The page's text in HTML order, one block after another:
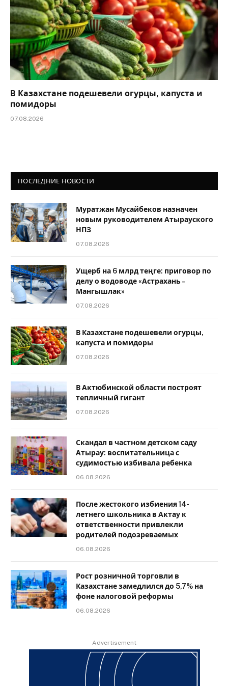
В Казахстане подешевели огурцы, капуста и
помидоры
07.08.2026
ПОСЛЕДНИЕ НОВОСТИ
Муратжан Мусайбеков назначен
новым руководителем Атырауского
НПЗ
07.08.2026
Ущерб на 6 млрд теңге: приговор по
делу о водоводе «Астрахань –
Мангышлак»
07.08.2026
В Казахстане подешевели огурцы,
капуста и помидоры
07.08.2026
В Актюбинской области построят
тепличный гигант
07.08.2026
Скандал в частном детском саду
Атырау: воспитательница с
судимостью избивала ребенка
06.08.2026
После жестокого избиения 14-
летнего школьника в Актау к
ответственности привлекли
родителей подозреваемых
06.08.2026
Рост розничной торговли в
Казахстане замедлился до 5,7% на
фоне налоговой реформы
06.08.2026
Advertisement